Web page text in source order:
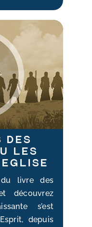
des
les
du livre des
découvrez
s’est
depuis